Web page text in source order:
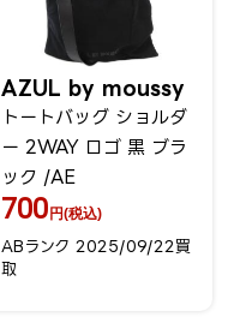
AZUL by moussy
トートバッグ ショルダ
ー 2WAY ロゴ 黒 ブラ
ック /AE
700 円(税込)
ABランク 2025/09/22買
取